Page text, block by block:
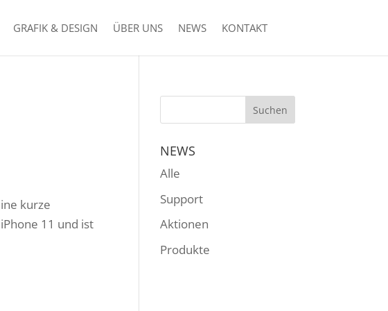
GRAFIK & DESIGN ÜBER UNS NEWS KONTAKT
kurze
11 und ist
NEWS
Alle
Support
Aktionen
Produkte